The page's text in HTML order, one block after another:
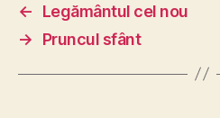
←
Legământul cel nou
→
Pruncul sfânt